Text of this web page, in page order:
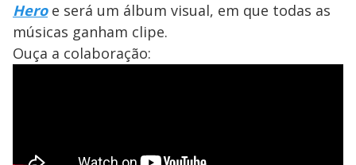
Heroe será um álbum visual, em que todas as
músicas ganham clipe.
Ouça a colaboração: